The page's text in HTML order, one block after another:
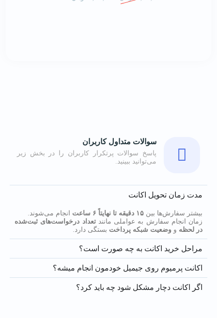
سوالات متداول کاربران
پاسخ سوالات پرتکرار کاربران را در بخش زیر
می‌توانید ببینید.
مدت زمان تحویل اکانت
بیشتر سفارش‌ها بین ۱۵ دقیقه تا نهایتاً ۶ ساعت
انجام می‌شوند.
زمان انجام سفارش به عواملی مانندتعداد درخواست‌های ثبت‌شده
در لحظه و وضعیت شبکه پرداخت بستگی دارد.
مراحل خرید اکانت به چه صورت است؟
اکانت پرمیوم روی جیمیل خودمون انجام میشه؟
اگر اکانت دچار مشکل شود چه باید کرد؟